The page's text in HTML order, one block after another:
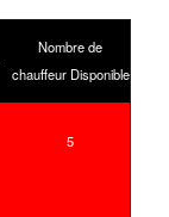
Nombre de
chauffeur Disponible
5